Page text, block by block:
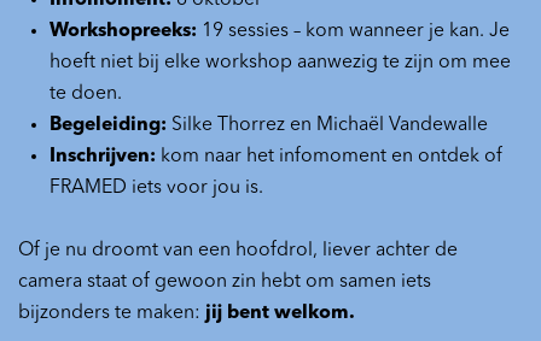
Workshopreeks: 19 sessies – kom wanneer je kan. Je
hoeft niet bij elke workshop aanwezig te zijn om mee
te doen.
Begeleiding: Silke Thorrez en Michaël Vandewalle
Inschrijven: kom naar het infomoment en ontdek of
FRAMED iets voor jou is.
Of je nu droomt van een hoofdrol, liever achter de
camera staat of gewoon zin hebt om samen iets
bijzonders te maken: jij bent welkom.